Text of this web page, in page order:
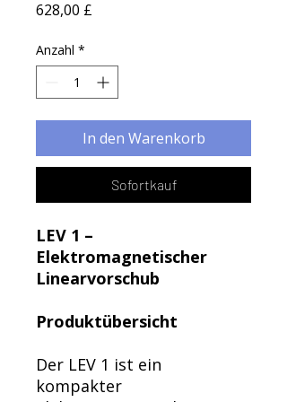
628,00 £
Anzahl *
In den Warenkorb
Sofortkauf
LEV 1 –
Elektromagnetischer
Linearvorschub
Produktübersicht
Der LEV 1 ist ein
kompakter